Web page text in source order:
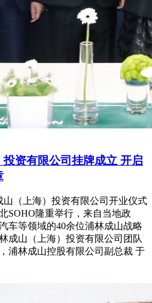
资有限公司挂牌成立 开启
山（上海）投资有限公司开业仪式
SOHO隆重举行，来自当地政
车等领域的40余位浦林成山战略
成山（上海）投资有限公司团队
浦林成山控股有限公司副总裁 于